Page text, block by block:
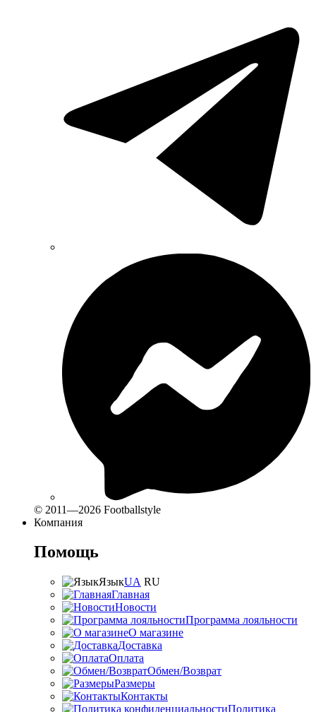
© 2011—2026 Footballstyle
Компания
Помощь
ЯзыкUA RU
Главная
Новости
Программа лояльности
О магазине
Доставка
Оплата
Обмен/Возврат
Размеры
Контакты
Политика